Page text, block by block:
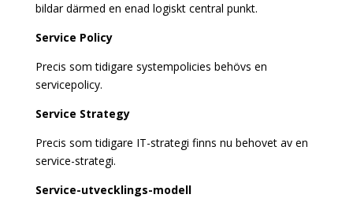
bildar därmed en enad logiskt central punkt.
Service Policy
Precis som tidigare systempolicies behövs en
servicepolicy.
Service Strategy
Precis som tidigare IT-strategi finns nu behovet av en
service-strategi.
Service-utvecklings-modell